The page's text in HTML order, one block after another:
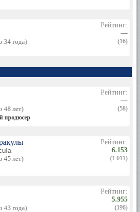
34 года)
Рейтинг:
—
(16)
48 лет)
продюсер
Рейтинг:
—
(58)
45 лет)
Рейтинг:
6.153
(1 011)
43 года)
Рейтинг:
5.955
(196)